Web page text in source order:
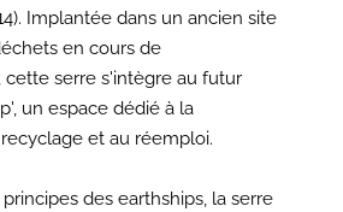
Implantée dans un ancien site
en cours de
serre s'intègre au futur
un espace dédié à la
et au réemploi.
des earthships, la serre